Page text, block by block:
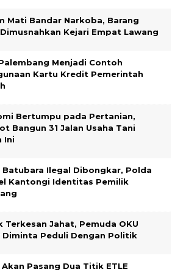
Mati Bandar Narkoba, Barang
Kejari Empat Lawang
Menjadi Contoh
Kartu Kredit Pemerintah
Bertumpu pada Pertanian,
Bangun 31 Jalan Usaha Tani
Ini
Batubara Ilegal Dibongkar, Polda
Kantongi Identitas Pemilik
Terkesan Jahat, Pemuda OKU
Diminta Peduli Dengan Politik
Pasang Dua Titik ETLE